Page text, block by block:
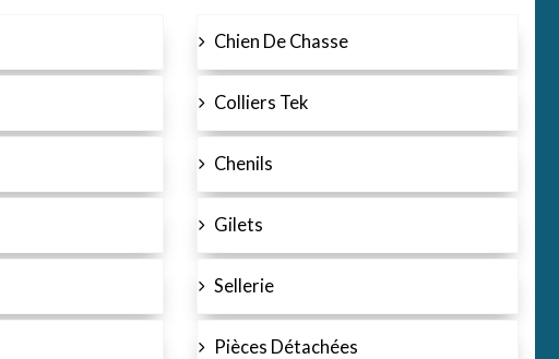
Chien De Chasse
Colliers Tek
Chenils
Gilets
Sellerie
Pièces Détachées